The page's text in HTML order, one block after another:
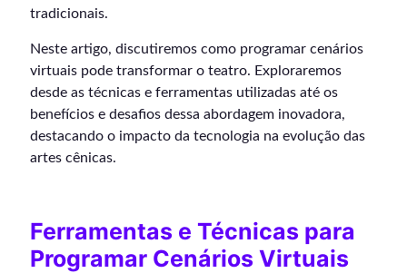
tradicionais.
Neste artigo, discutiremos como programar cenários
virtuais pode transformar o teatro. Exploraremos
desde as técnicas e ferramentas utilizadas até os
benefícios e desafios dessa abordagem inovadora,
destacando o impacto da tecnologia na evolução das
artes cênicas.
Ferramentas e Técnicas para
Programar Cenários Virtuais